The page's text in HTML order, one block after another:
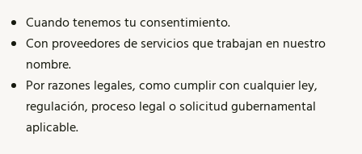
Cuando tenemos tu consentimiento.
Con proveedores de servicios que trabajan en nuestro
nombre.
Por razones legales, como cumplir con cualquier ley,
regulación, proceso legal o solicitud gubernamental
aplicable.